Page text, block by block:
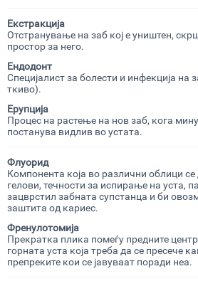
Екстракција
Отстранување на заб кој е уништен,
простор за него.
Ендодонт
Специјалист за болести и инфекција на
ткиво).
Ерупција
Процес на растење на нов заб, кога
постанува видлив во устата.
Флуорид
Компонента која во различни облици
гелови, течности за испирање на уста,
зацврстил забната супстанца и би
заштита од кариес.
Френулотомија
Прекратка плика помеѓу предните
горната уста која треба да се пресече
препреките кои се јавуваат поради неа.